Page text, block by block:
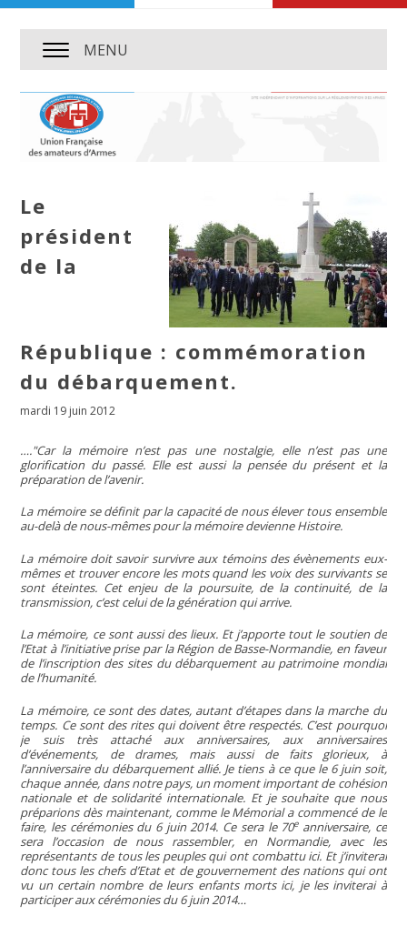
MENU
Le
président
de la
République : commémoration
du débarquement.
mardi 19 juin 2012
…."Car la mémoire n’est pas une nostalgie, elle n’est pas une
glorification du passé. Elle est aussi la pensée du présent et la
préparation de l’avenir.
La mémoire se définit par la capacité de nous élever tous ensemble
au-delà de nous-mêmes pour la mémoire devienne Histoire.
La mémoire doit savoir survivre aux témoins des évènements eux-
mêmes et trouver encore les mots quand les voix des survivants se
sont éteintes. Cet enjeu de la poursuite, de la continuité, de la
transmission, c’est celui de la génération qui arrive.
La mémoire, ce sont aussi des lieux. Et j’apporte tout le soutien de
l’Etat à l’initiative prise par la Région de Basse-Normandie, en faveur
de l’inscription des sites du débarquement au patrimoine mondial
de l’humanité.
La mémoire, ce sont des dates, autant d’étapes dans la marche du
temps. Ce sont des rites qui doivent être respectés. C’est pourquoi
je suis très attaché aux anniversaires, aux anniversaires
d’événements, de drames, mais aussi de faits glorieux, à
l’anniversaire du débarquement allié. Je tiens à ce que le 6 juin soit,
chaque année, dans notre pays, un moment important de cohésion
nationale et de solidarité internationale. Et je souhaite que nous
préparions dès maintenant, comme le Mémorial a commencé de le
faire, les cérémonies du 6 juin 2014. Ce sera le 70eanniversaire, ce
sera l’occasion de nous rassembler, en Normandie, avec les
représentants de tous les peuples qui ont combattu ici. Et j’inviterai
donc tous les chefs d’Etat et de gouvernement des nations qui ont
vu un certain nombre de leurs enfants morts ici, je les inviterai à
participer aux cérémonies du 6 juin 2014…